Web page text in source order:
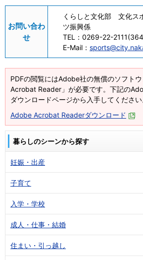
お問い合わ
せ
くらしと文化部 文化ス
ツ振興係
TEL： 0269-22-
E-Mail：
PDFの閲覧にはAdobe社の無償のソフト
Acrobat Reader」が必要です。下記の
ダウンロードページから入手してください
Adobe Acrobat Readerダウンロード
暮らしのシーンから探す
妊娠・出産
子育て
入学・学校
成人・仕事・結婚
住まい・引っ越し